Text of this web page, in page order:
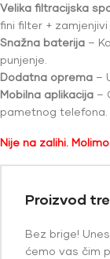
Velika filtracijska
fini filter +
Snažna baterija –
punjenje.
Dodatna oprema –
Mobilna aplikacija –
pametnog telefona.
Nije na zalihi.
Proizvod
Bez brige!
ćemo vas čim